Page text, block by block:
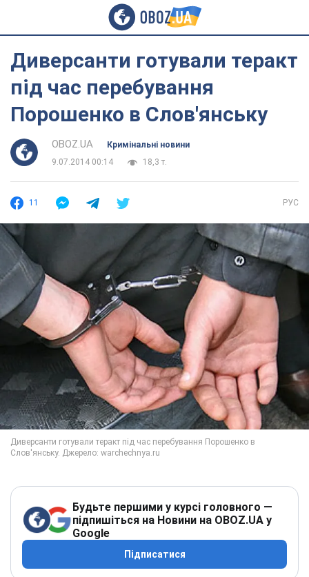
Диверсанти готували теракт
під час перебування
Порошенко в Слов'янську
OBOZ.UA
Кримінальні новини
9.07.2014 00:14
18,3 т.
11 РУС
Будьте першими у курсі головного —
підпишіться на Новини на OBOZ.UA у
Google
Підписатися